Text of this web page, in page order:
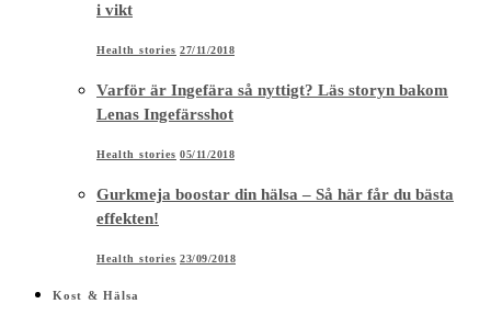
i vikt
Health stories 27/11/2018
Varför är Ingefära så nyttigt? Läs storyn bakom
Lenas Ingefärsshot
Health stories 05/11/2018
Gurkmeja boostar din hälsa – Så här får du bästa
effekten!
Health stories 23/09/2018
Kost & Hälsa